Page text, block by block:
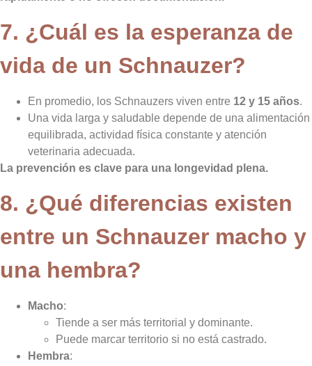
7. ¿Cuál es la esperanza de
vida de un Schnauzer?
En promedio, los Schnauzers viven entre 12 y 15 años.
Una vida larga y saludable depende de una alimentación
equilibrada, actividad física constante y atención
veterinaria adecuada.
La prevención es clave para una longevidad plena.
8. ¿Qué diferencias existen
entre un Schnauzer macho y
una hembra?
Macho:
Tiende a ser más territorial y dominante.
Puede marcar territorio si no está castrado.
Hembra: